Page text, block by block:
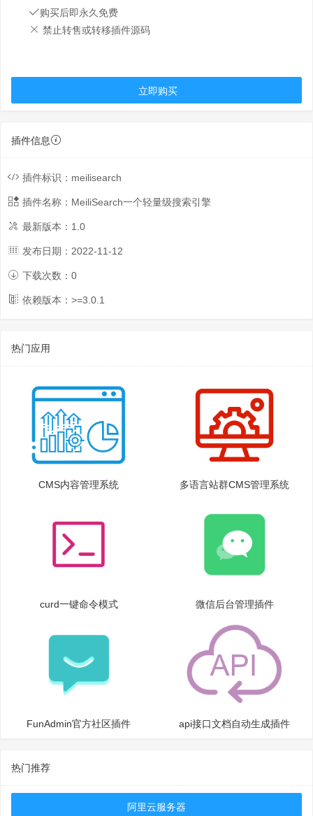
购买后即永久免费
禁止转售或转移插件源码
立即购买
插件信息
插件标识： meilisearch
插件名称： MeiliSearch一个轻量级搜索引擎
最新版本： 1.0
发布日期： 2022-11-12
下载次数： 0
依赖版本：>=3.0.1
热门应用
CMS内容管理系统 多语言站群CMS管理系统
curd一键命令模式 微信后台管理插件
FunAdmin官方社区插件 api接口文档自动生成插件
热门推荐
阿里云服务器